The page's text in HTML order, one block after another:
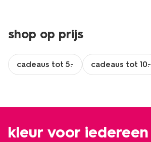
shop op prijs
cadeaus tot 5.- cadeaus tot 10.-
kleur voor iedereen